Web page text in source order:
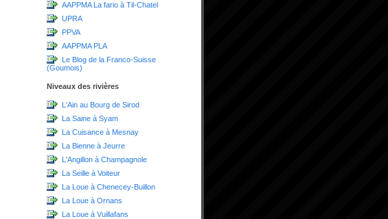
AAPPMA La fario à Til-Chatel
UPRA
PPVA
AAPPMA PLA
Le Blog de la Franco-Suisse
(Goumois)
Niveaux des rivières
L'Ain au Bourg de Sirod
La Saine à Syam
La Cuisance à Mesnay
La Bienne à Jeurre
L'Angillon à Champagnole
La Seille à Voiteur
La Loue à Chenecey-Buillon
La Loue à Ornans
La Loue à Vuillafans